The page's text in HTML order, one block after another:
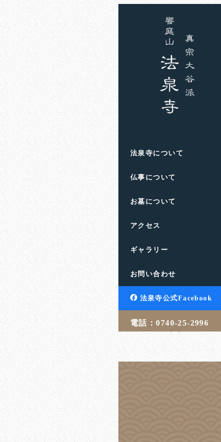
法泉寺について
仏事について
お墓について
アクセス
ギャラリー
お問い合わせ
法泉寺公式Facebook
電話：0740-25-2996
お知らせ
因幡の
滋賀県高島市の饗庭山
言・相続・葬儀・埋葬
吉武 学
投